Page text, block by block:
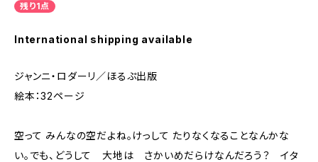
残り1点
International shipping available
ジャンニ・ロダーリ／ほるぷ出版
絵本：32ページ
空って みんなの空だよね。けっして たりなくなることなんかな
い。でも、どうして 大地は さかいめだらけなんだろう？ イタ